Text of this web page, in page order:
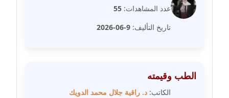
مدونة عبد الكريم موسى
عاملة
عدد المشاهدات: 55
تاريخ التأليف: 9-06-2026
الطب وقيمته
الكاتب: د. راقية جلال محمد الدويك